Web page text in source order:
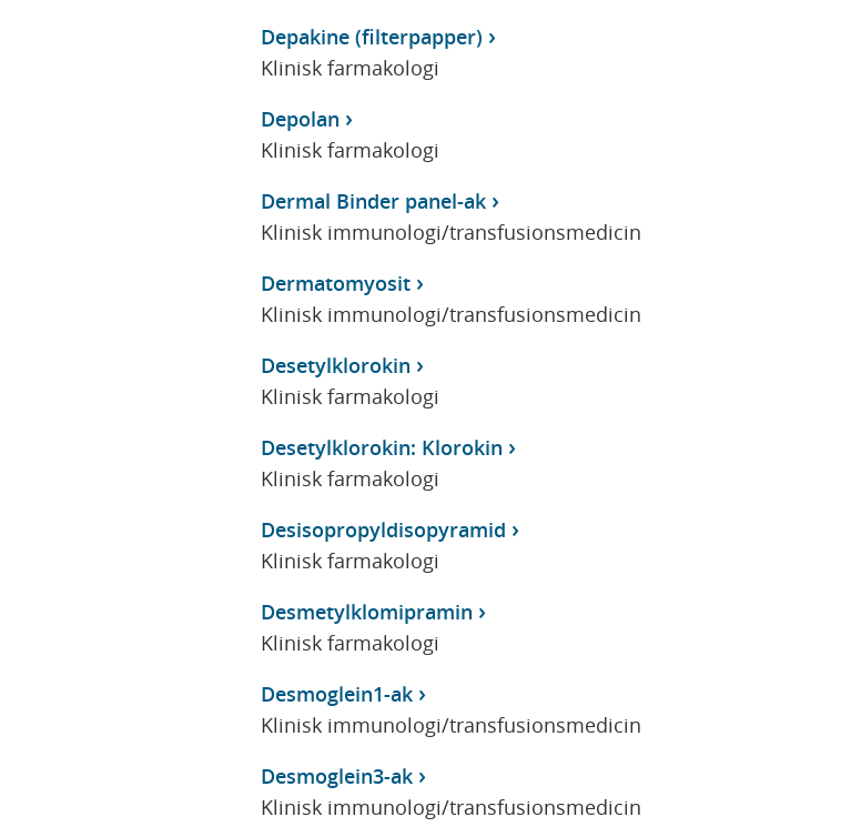
Depakine (filterpapper)
Klinisk farmakologi
Depolan
Klinisk farmakologi
Dermal Binder panel-ak
Klinisk immunologi/transfusionsmedicin
Dermatomyosit
Klinisk immunologi/transfusionsmedicin
Desetylklorokin
Klinisk farmakologi
Desetylklorokin: Klorokin
Klinisk farmakologi
Desisopropyldisopyramid
Klinisk farmakologi
Desmetylklomipramin
Klinisk farmakologi
Desmoglein1-ak
Klinisk immunologi/transfusionsmedicin
Desmoglein3-ak
Klinisk immunologi/transfusionsmedicin